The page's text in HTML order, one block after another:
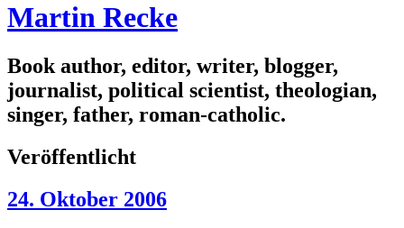
Martin Recke
Book author, editor, writer, blogger,
journalist, political scientist, theologian,
singer, father, roman-catholic.
Veröffentlicht
24. Oktober 2006